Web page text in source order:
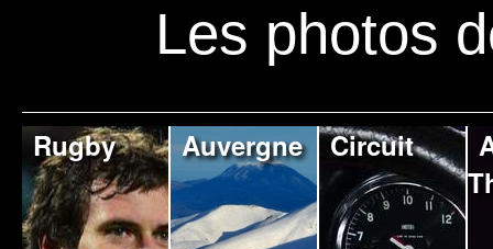
Les photos
Rugby Auvergne Circuit